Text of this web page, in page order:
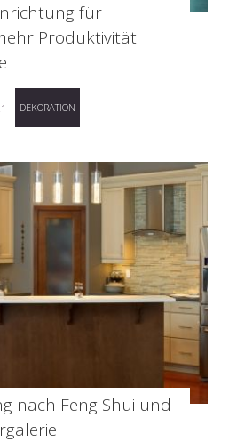
für
Produktivität
DEKORATION
nach Feng Shui und